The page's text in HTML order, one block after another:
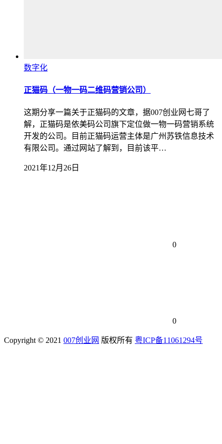
数字化
正猫码（一物一码二维码营销公司）
这期分享一篇关于正猫码的文章，据007创业网七哥了
解，正猫码是依美码公司旗下定位做一物一码营销系统
开发的公司。目前正猫码运营主体是广州苏铁信息技术
有限公司。通过网站了解到，目前该平…
2021年12月26日
0
0
Copyright © 2021 007创业网 版权所有 粤ICP备11061294号